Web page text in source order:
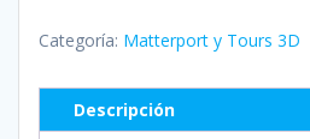
Mensual
Categoría: Matterport y Tours 3D
Descripción